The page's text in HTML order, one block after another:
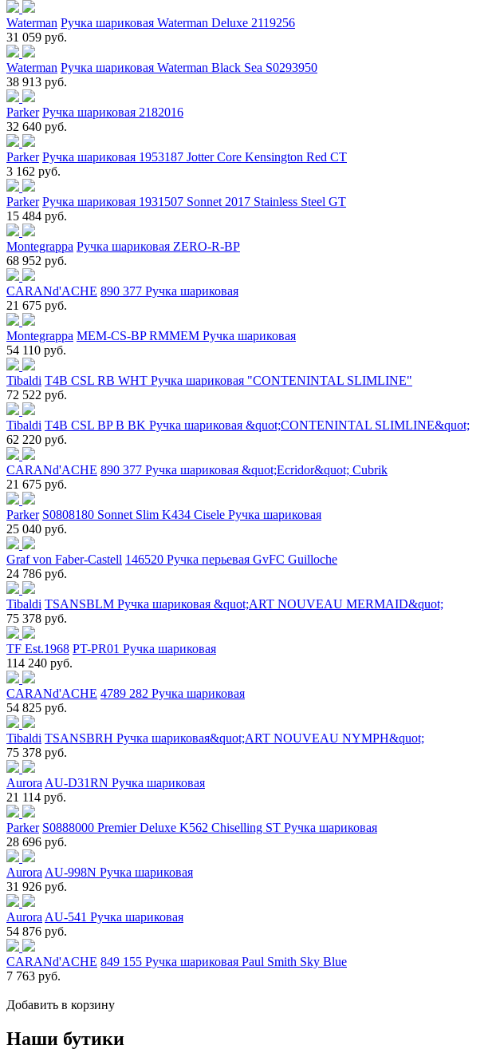
Waterman Ручка шариковая Waterman Deluxe 2119256
31 059 руб.
Waterman Ручка шариковая Waterman Black Sea S0293950
38 913 руб.
Parker Ручка шариковая 2182016
32 640 руб.
Parker Ручка шариковая 1953187 Jotter Core Kensington Red CT
3 162 руб.
Parker Ручка шариковая 1931507 Sonnet 2017 Stainless Steel GT
15 484 руб.
Montegrappa Ручка шариковая ZERO-R-BP
68 952 руб.
CARANd'ACHE 890 377 Ручка шариковая
21 675 руб.
Montegrappa MEM-CS-BP RMMEM Ручка шариковая
54 110 руб.
Tibaldi T4B CSL RB WHT Ручка шариковая "CONTENINTAL SLIMLINE"
72 522 руб.
Tibaldi T4B CSL BP B BK Ручка шариковая &quot;CONTENINTAL SLIMLINE&quot;
62 220 руб.
CARANd'ACHE 890 377 Ручка шариковая &quot;Ecridor&quot; Cubrik
21 675 руб.
Parker S0808180 Sonnet Slim K434 Cisele Ручка шариковая
25 040 руб.
Graf von Faber-Castell 146520 Ручка перьевая GvFC Guilloche
24 786 руб.
Tibaldi TSANSBLM Ручка шариковая &quot;ART NOUVEAU MERMAID&quot;
75 378 руб.
TF Est.1968 PT-PR01 Ручка шариковая
114 240 руб.
CARANd'ACHE 4789 282 Ручка шариковая
54 825 руб.
Tibaldi TSANSBRH Ручка шариковая&quot;ART NOUVEAU NYMPH&quot;
75 378 руб.
Aurora AU-D31RN Ручка шариковая
21 114 руб.
Parker S0888000 Premier Deluxe K562 Chiselling ST Ручка шариковая
28 696 руб.
Aurora AU-998N Ручка шариковая
31 926 руб.
Aurora AU-541 Ручка шариковая
54 876 руб.
CARANd'ACHE 849 155 Ручка шариковая Paul Smith Sky Blue
7 763 руб.
Добавить в корзину
Наши бутики